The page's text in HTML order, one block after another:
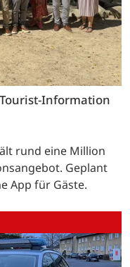
Information
rund eine Million
Geplant
App für Gäste.